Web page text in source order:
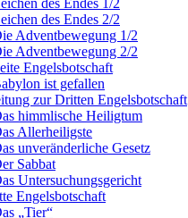
des Endes 1/2
des Endes 2/2
Adventbewegung 1/2
Adventbewegung 2/2
Engelsbotschaft
ist gefallen
zur Dritten Engelsbotschaft
himmlische Heiligtum
Allerheiligste
unveränderliche Gesetz
Sabbat
Untersuchungsgericht
Engelsbotschaft
„Tier“